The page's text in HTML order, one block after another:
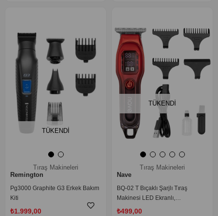
TÜKENDI
Tıraş Makineleri
Remington
Pg3000 Graphite G3 Erkek Bakım
Kiti
₺1.999,00
TÜKENDI
Tıraş Makineleri
Nave
BQ-02 T Bıçaklı Şarjlı Tıraş
Makinesi LED Ekranlı,
Profesyonel Sakal & Saç Kesim
₺499,00